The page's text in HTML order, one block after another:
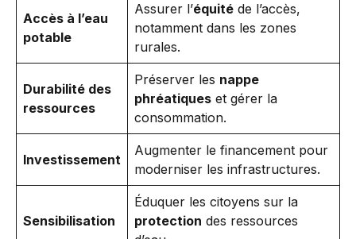
Accès à l’eau
potable
Assurer l’équité de l’accès,
notamment dans les zones
rurales.
Durabilité des
ressources
Préserver les nappe
phréatiques et gérer la
consommation.
Investissement
Augmenter le financement pour
moderniser les infrastructures.
Sensibilisation
Éduquer les citoyens sur la
protection des ressources